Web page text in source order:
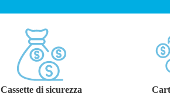
Cassette di sicurezza